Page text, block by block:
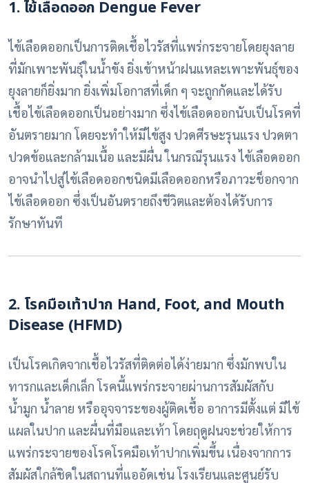
1. ไข้เลือดออก Dengue Fever
ไข้เลือดออกเป็นการติดเชื้อไวรัสที่แพร่กระจายโดยยุงลาย
ที่มักเพาะพันธุ์ในน้ำขัง ยิ่งเข้าหน้าฝนแหละเพาะพันธุ์ของ
ยุงลายก็ยิ่งมาก ยิ่งเพิ่มโอกาสที่เด็ก ๆ จะถูกกัดและได้รับ
เชื้อไข้เลือดออกเป็นอย่างมาก ซึ่งไข้เลือดออกนับเป็นโรคที่
อันตรายมาก โดยจะทำให้มีไข้สูง ปวดศีรษะรุนแรง ปวดตา
ปวดข้อและกล้ามเนื้อ และมีผื่น ในกรณีรุนแรง ไข้เลือดออก
อาจนำไปสู่ไข้เลือดออกชนิดมีเลือดออกหรือภาวะช็อกจาก
ไข้เลือดออก ซึ่งเป็นอันตรายถึงชีวิตและต้องได้รับการ
รักษาทันที
2. โรคมือเท้าปาก Hand, Foot, and Mouth
Disease (HFMD)
เป็นโรคเกิดจากเชื้อไวรัสที่ติดต่อได้ง่ายมาก ซึ่งมักพบใน
ทารกและเด็กเล็ก โรคนี้แพร่กระจายผ่านการสัมผัสกับ
น้ำมูก น้ำลาย หรืออุจจาระของผู้ติดเชื้อ อาการมีตั้งแต่ มีไข้
แผลในปาก และผื่นที่มือและเท้า โดยฤดูฝนจะช่วยให้การ
แพร่กระจายของโรคโรคมือเท้าปากเพิ่มขึ้น เนื่องจากการ
สัมผัสใกล้ชิดในสถานที่แออัดเช่น โรงเรียนและศูนย์รับ